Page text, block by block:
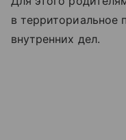
в территориальное
внутренних дел.